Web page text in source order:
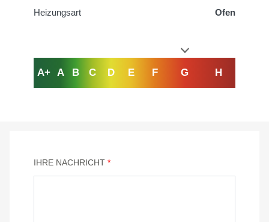
Heizungsart Ofen
A+ A B C D E F G H
IHRE NACHRICHT *